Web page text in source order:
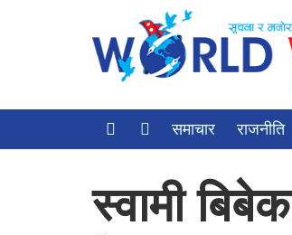
समाचार राजनीति
स्वामी